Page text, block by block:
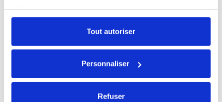
Tout autoriser
Personnaliser
Refuser
iMac